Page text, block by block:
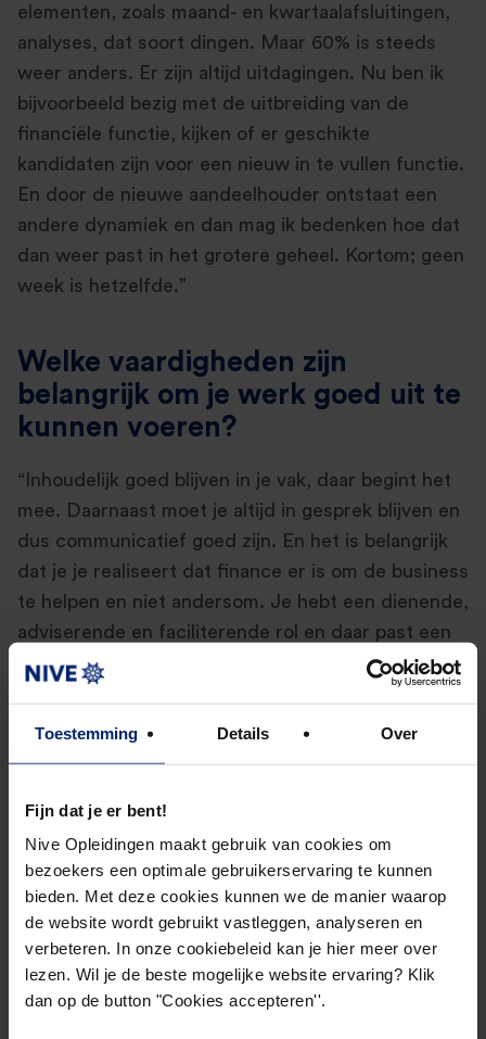
Toestemming Details Over
Fijn dat je er bent!
Nive Opleidingen maakt gebruik van cookies om
bezoekers een optimale gebruikerservaring te kunnen
bieden. Met deze cookies kunnen we de manier waarop
de website wordt gebruikt vastleggen, analyseren en
verbeteren. In onze cookiebeleid kan je hier meer over
lezen. Wil je de beste mogelijke website ervaring? Klik
dan op de button "Cookies accepteren''.
elementen, zoals maand- en kwartaalafsluitingen,
analyses, dat soort dingen. Maar 60% is steeds
weer anders. Er zijn altijd uitdagingen. Nu ben ik
bijvoorbeeld bezig met de uitbreiding van de
financiële functie, kijken of er geschikte
kandidaten zijn voor een nieuw in te vullen functie.
En door de nieuwe aandeelhouder ontstaat een
andere dynamiek en dan mag ik bedenken hoe dat
dan weer past in het grotere geheel. Kortom; geen
week is hetzelfde.”
Welke vaardigheden zijn
belangrijk om je werk goed uit te
kunnen voeren?
“Inhoudelijk goed blijven in je vak, daar begint het
mee. Daarnaast moet je altijd in gesprek blijven en
dus communicatief goed zijn. En het is belangrijk
dat je je realiseert dat finance er is om de business
te helpen en niet andersom. Je hebt een dienende,
adviserende en faciliterende rol en daar past een
bepaalde houding bij. Die moet je wel kunnen
pakken. Dat is ook iets waar je steeds aan moet
werken.”
Hoe zorg je ervoor dat je
succesvol blijft in je functie?
“Bijblijven is essentieel! Ik heb niet voor niks al die
opleidingen gedaan! Het bedrijf groeit en daarmee
worden er steeds andere eisen gesteld aan de
functie waar ik zit. Als ik mee wil en mezelf niet
overbodig wil maken, moet ik wel meegroeien. Mijn